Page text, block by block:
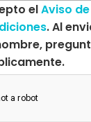
elAviso
. Al